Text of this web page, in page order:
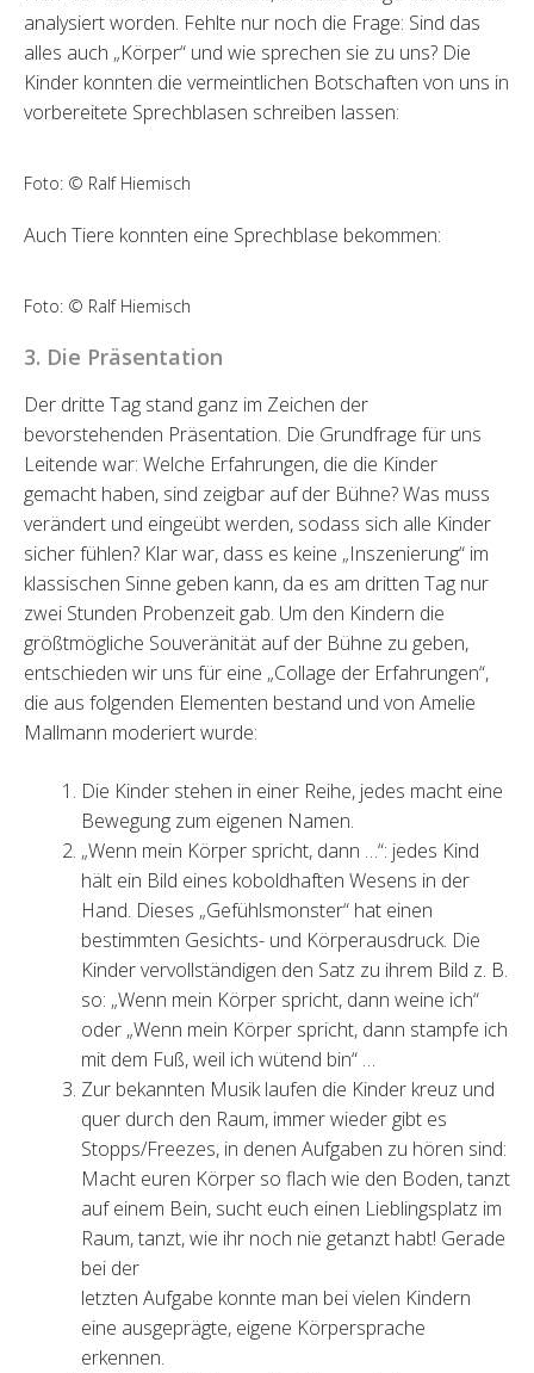
analysiert worden. Fehlte nur noch die Frage: Sind das
alles auch „Körper“ und wie sprechen sie zu uns? Die
Kinder konnten die vermeintlichen Botschaften von uns in
vorbereitete Sprechblasen schreiben lassen:
Foto: © Ralf Hiemisch
Auch Tiere konnten eine Sprechblase bekommen:
Foto: © Ralf Hiemisch
3. Die Präsentation
Der dritte Tag stand ganz im Zeichen der
bevorstehenden Präsentation. Die Grundfrage für uns
Leitende war: Welche Erfahrungen, die die Kinder
gemacht haben, sind zeigbar auf der Bühne? Was muss
verändert und eingeübt werden, sodass sich alle Kinder
sicher fühlen? Klar war, dass es keine „Inszenierung“ im
klassischen Sinne geben kann, da es am dritten Tag nur
zwei Stunden Probenzeit gab. Um den Kindern die
größtmögliche Souveränität auf der Bühne zu geben,
entschieden wir uns für eine „Collage der Erfahrungen“,
die aus folgenden Elementen bestand und von Amelie
Mallmann moderiert wurde:
Die Kinder stehen in einer Reihe, jedes macht eine
Bewegung zum eigenen Namen.
„Wenn mein Körper spricht, dann …“: jedes Kind
hält ein Bild eines koboldhaften Wesens in der
Hand. Dieses „Gefühlsmonster“ hat einen
bestimmten Gesichts- und Körperausdruck. Die
Kinder vervollständigen den Satz zu ihrem Bild z. B.
so: „Wenn mein Körper spricht, dann weine ich“
oder „Wenn mein Körper spricht, dann stampfe ich
mit dem Fuß, weil ich wütend bin“ …
Zur bekannten Musik laufen die Kinder kreuz und
quer durch den Raum, immer wieder gibt es
Stopps/Freezes, in denen Aufgaben zu hören sind:
Macht euren Körper so flach wie den Boden, tanzt
auf einem Bein, sucht euch einen Lieblingsplatz im
Raum, tanzt, wie ihr noch nie getanzt habt! Gerade
bei der
letzten Aufgabe konnte man bei vielen Kindern
eine ausgeprägte, eigene Körpersprache
erkennen.